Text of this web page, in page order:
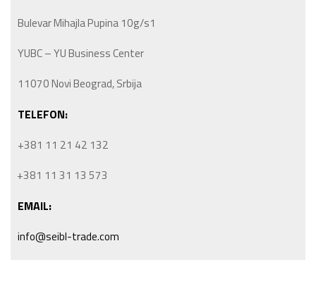
Bulevar Mihajla Pupina 10g/s1
YUBC – YU Business Center
11070 Novi Beograd, Srbija
TELEFON:
+381 11 21 42 132
+381 11 31 13 573
EMAIL:
info@seibl-trade.com